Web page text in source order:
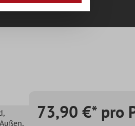
,
,
73,90 €* pro